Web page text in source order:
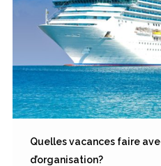
Quelles vacances faire
d’organisation?